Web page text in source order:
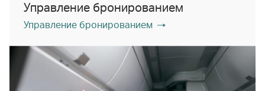
Управление бронированием
Управление бронированием